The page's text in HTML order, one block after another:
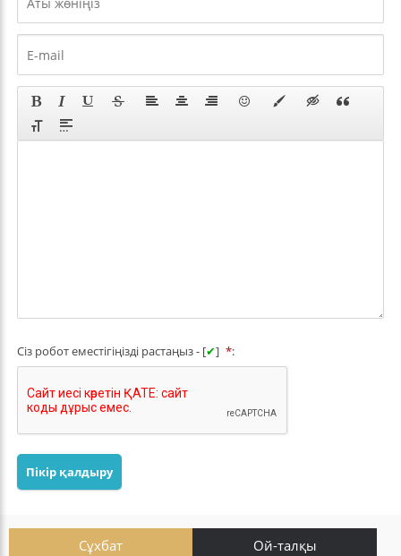
Сіз робот еместігіңізді растаңыз - [✔] *:
Пікір қалдыру
Сұхбат Ой-талқы